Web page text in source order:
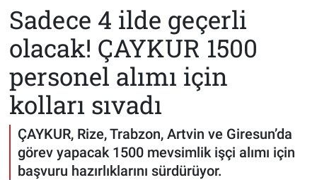
Sadece 4 ilde geçerli
olacak! ÇAYKUR 1500
personel alımı için
kolları sıvadı
ÇAYKUR, Rize, Trabzon, Artvin ve Giresun’da
görev yapacak 1500 mevsimlik işçi alımı için
başvuru hazırlıklarını sürdürüyor.
DÜNYA
SAĞLIK
MAGAZİN
KADIN
TEKNOLOJİ
Eskişehir Namaz Vakitleri
Eskişehir Trafik Yoğunluk Haritası
Süper Lig Puan Durumu ve Fikstür
Tüm Manşetler
Son Dakika Haberleri